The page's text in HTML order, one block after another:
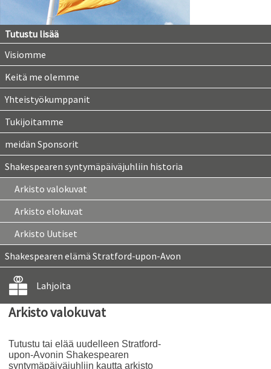
Tutustu lisää
Visiomme
Keitä me olemme
Yhteistyökumppanit
Tukijoitamme
meidän Sponsorit
Shakespearen syntymäpäiväjuhliin historia
Arkisto valokuvat
Arkisto elokuvat
Arkisto Uutiset
Shakespearen elämä Stratford-upon-Avon
Lahjoita
Arkisto valokuvat
Tutustu tai elää uudelleen Stratford-
upon-Avonin Shakespearen
syntymäpäiväjuhliin kautta arkisto